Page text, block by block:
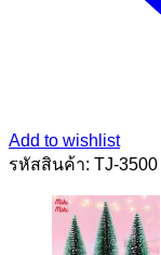
Add to wishlist
รหัสสินค้า: TJ-3500